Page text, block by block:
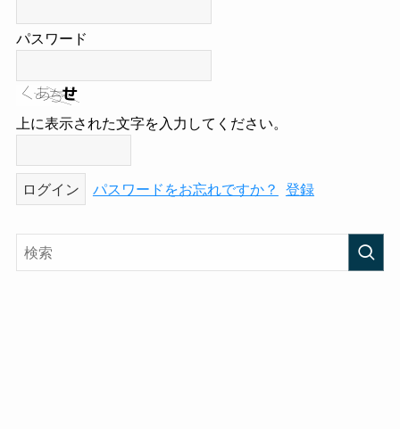
パスワード
上に表示された文字を入力してください。
パスワードをお忘れですか？ 登録